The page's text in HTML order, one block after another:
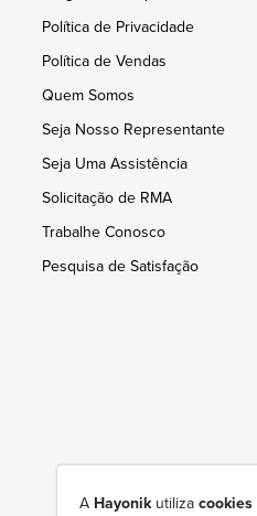
Política de Privacidade
Política de Vendas
Quem Somos
Seja Nosso Representante
Seja Uma Assistência
Solicitação de RMA
Trabalhe Conosco
Pesquisa de Satisfação
A Hayonikutiliza cookies